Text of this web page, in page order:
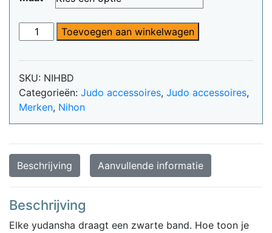
Dangraad-
embleem
Nihon
|
1e
t/m
aantal
Toevoegen aan winkelwagen
SKU: NIHBD
Categorieën: Judo accessoires, Judo accessoires,
Merken, Nihon
Beschrijving Aanvullende informatie
Beschrijving
Elke yudansha draagt een zwarte band. Hoe toon je